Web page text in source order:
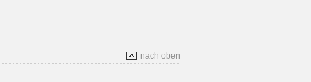
nach oben